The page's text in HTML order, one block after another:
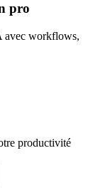
pro
avec workflows,
productivité